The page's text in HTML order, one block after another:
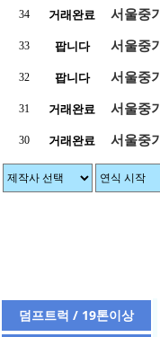
34
거래완료 서울중기
33
팝니다 서울중기
32
팝니다 서울중기
31
거래완료 서울중기
30
거래완료 서울중기
덤프트럭 / 19톤이상